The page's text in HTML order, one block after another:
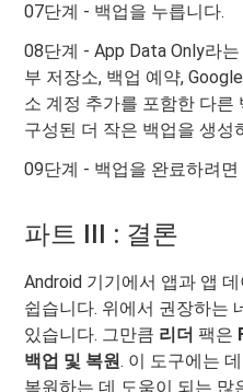
07단계 - 백업을 누릅니다.
08단계 - App Data Only라
부 저장소, 백업 예약,
소 계정 추가를 포함한 다른
구성된 더 작은 백업을 생성
09단계 - 백업을 완료하려
파트 III : 결론
Android 기기에서 앱과 앱
쉽습니다. 위에서 권장하는
있습니다. 그만큼 리더 팩은
백업 및 복원. 이 도구에는
복원하는 데 도움이 되는 많